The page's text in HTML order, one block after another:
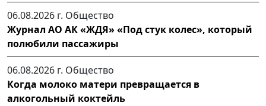
06.08.2026 г. Общество
Журнал АО АК «ЖДЯ» «Под стук колес», который
полюбили пассажиры
06.08.2026 г. Общество
Когда молоко матери превращается в
алкогольный коктейль